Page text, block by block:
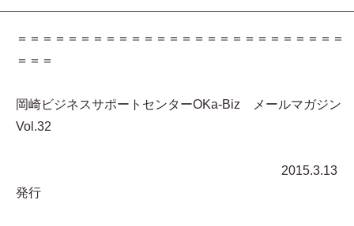
＝＝＝＝＝＝＝＝＝＝＝＝＝＝＝＝＝＝＝＝＝＝＝＝＝＝
＝＝＝
岡崎ビジネスサポートセンターOKa-Biz メールマガジン
Vol.32
2015.3.13
発行